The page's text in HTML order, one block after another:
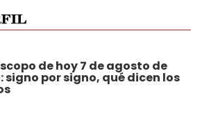
de hoy 7 de agosto de
signo por signo, qué dicen los